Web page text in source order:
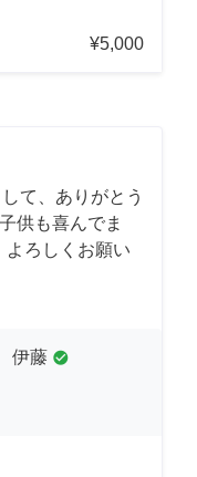
¥5,000
て、ありがとう
供も喜んでま
よろしくお願い
伊藤 check_circle